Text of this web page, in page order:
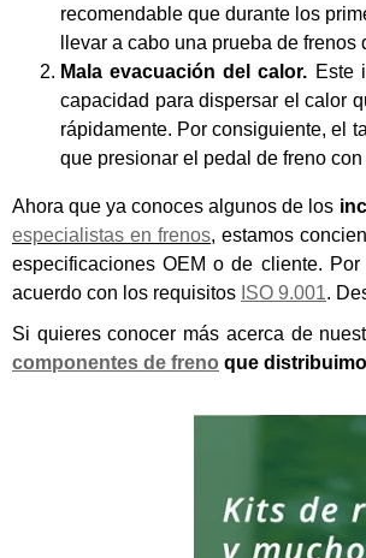
recomendable que durante los
llevar a cabo una prueba de
Mala evacuación del calor. Este
capacidad para dispersar el calor
rápidamente. Por consiguiente, el
que presionar el pedal de freno
Ahora que ya conoces algunos de los
especialistas en frenos, estamos
especificaciones OEM o de cliente.
acuerdo con los requisitos ISO 9.001.
Si quieres conocer más acerca de
componentes de freno que